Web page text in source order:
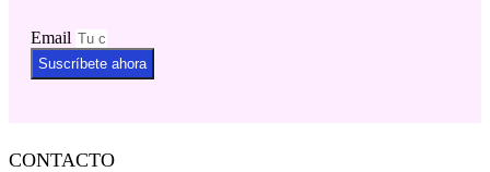
Email
Suscríbete ahora
CONTACTO